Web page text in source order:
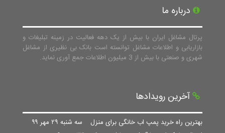
درباره ما
پرتال مشاغل ایران با بیش از یک دهه فعالیت در زمینه تبلیغات و
بازاریابی و اطلاعات مشاغل توانسته است بانک بی نظیری از مشاغل
شهری و صنعتی با بیش از 3 میلیون اطلاعات جمع آوری نماید.
آخرین رویدادها
بهترین راه خرید پمپ اب خانگی برای منزل سه شنبه ۲۹ مهر ۹۹